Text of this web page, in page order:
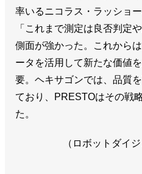
率いるニコラス・ラッショ
「これまで測定は良否判定
側面が強かった。これから
ータを活用して新たな価値
要。ヘキサゴンでは、品質
ており、PRESTOはその戦
た。
（ロボットダイ